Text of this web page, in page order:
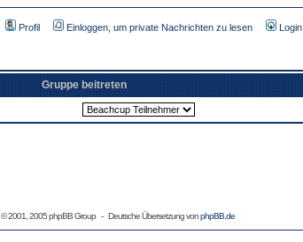
Profil Einloggen, um private Nachrichten zu lesen Login
Gruppe beitreten
© 2001, 2005 phpBB Group - Deutsche Übersetzung vonphpBB.de